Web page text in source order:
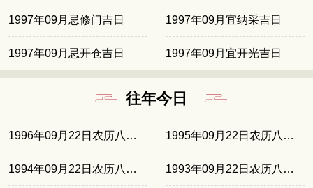
1997年09月忌修门吉日 1997年09月宜纳采吉日
1997年09月忌开仓吉日 1997年09月宜开光吉日
往年今日
1996年09月22日农历八月初十 1995年09月22日农历八月廿八
1994年09月22日农历八月十七 1993年09月22日农历八月初七